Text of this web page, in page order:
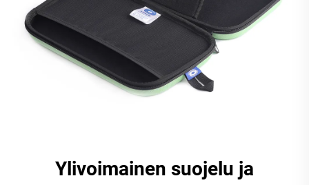
Ylivoimainen suojelu ja